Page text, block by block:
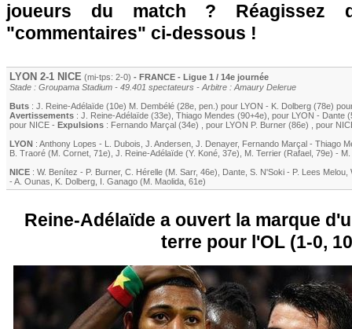
joueurs du match ? Réagissez
"commentaires" ci-dessous !
LYON 2-1 NICE (mi-tps: 2-0) - FRANCE - Ligue 1 / 14e journée
Stade : Groupama Stadium - 49.401 spectateurs - Arbitre : Amaury Delerue
Buts : J. Reine-Adélaïde (10e) M. Dembélé (28e, pen.) pour LYON - K. Dolberg (78e)
Avertissements : J. Reine-Adélaïde (33e) Thiago Mendes (90+4e) , pour LYON - Dante
pour NICE - Expulsions : Fernando Marçal (34e) , pour LYON P. Burner (86e) , pour
LYON : Anthony Lopes - L. Dubois J. Andersen J. Denayer, Fernando Marçal - Thiago
B. Traoré (M. Cornet , 71e) J. Reine-Adélaïde (Y. Koné , 37e) M. Terrier (Rafael , 79e) -
NICE : W. Benítez - P. Burner, C. Hérelle (M. Sarr, 46e) Dante S. N'Soki - P. Lees Melou
- A. Ounas K. Dolberg I. Ganago (M. Maolida , 61e)
Reine-Adélaïde a ouvert la marque
terre pour l'OL (1-0,